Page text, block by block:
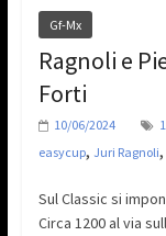
Gf-Mx
Ragnoli e
Forti
10/06/2024
easycup, Juri Ragnoli,
Sul Classic si
Circa 1200 al via